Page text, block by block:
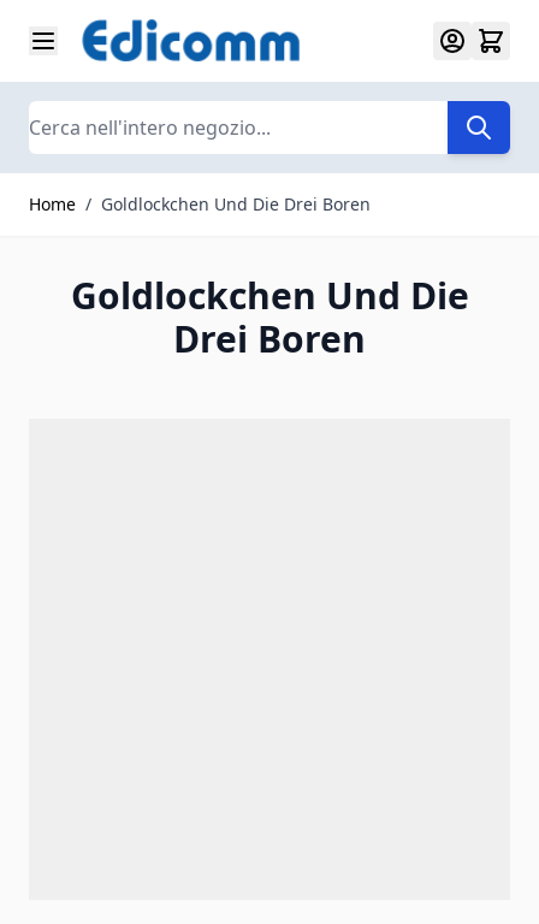
Salta al contenuto
Search
Home / Goldlockchen Und Die Drei Boren
Goldlockchen Und Die
Drei Boren